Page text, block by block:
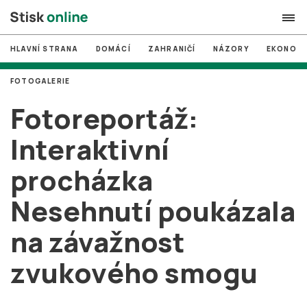
search
# MUNI
# Brno
volby
login PŘIHLÁSIT SE
Zapomněli jste heslo?
HLAVNÍ STRANA DOMÁCÍ ZAHRANIČÍ NÁZORY
Fotoreportáž:
Interaktivní
procházka
Nesehnutí poukázala
na závažnost
zvukového smogu
FOTOGALERIE